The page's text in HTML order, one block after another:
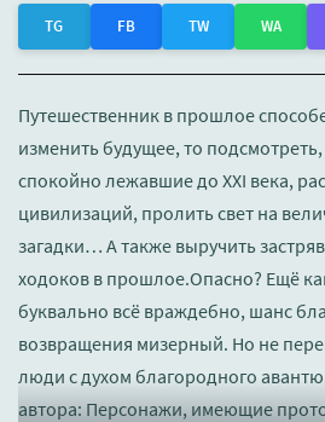
TG FB TW WA
Путешественник в прошлое
изменить будущее, то
спокойно лежавшие до XXI века,
цивилизаций, пролить свет на
загадки… А также выручить
ходоков в прошлое.Опасно? Ещё
буквально всё враждебно, шанс
возвращения мизерный. Но не
люди с духом благородного
автора: Персонажи, имеющие